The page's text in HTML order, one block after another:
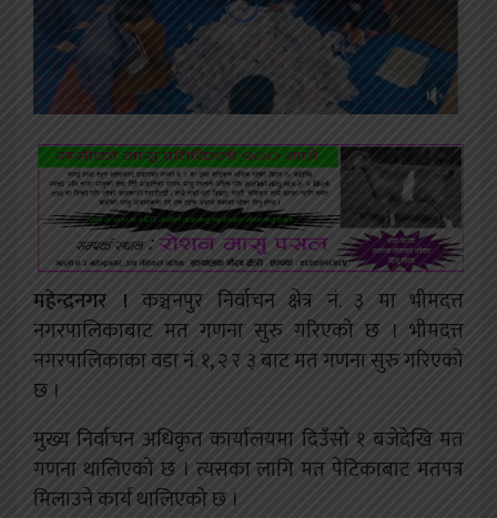
महेन्द्रनगर । कञ्चनपुर निर्वाचन क्षेत्र नं. ३ मा भीमदत्त
नगरपालिकाबाट मत गणना सुरु गरिएको छ । भीमदत्त
नगरपालिकाका वडा नं. १, २ र ३ बाट मत गणना सुरु गरिएको
छ ।
मुख्य निर्वाचन अधिकृत कार्यालयमा दिउँसो १ बजेदेखि मत
गणना थालिएको छ । त्यसका लागि मत पेटिकाबाट मतपत्र
मिलाउने कार्य थालिएको छ ।